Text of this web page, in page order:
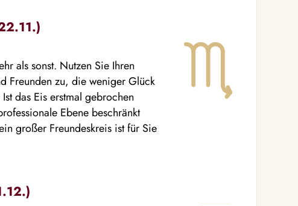
als sonst. Nutzen Sie Ihren
Freunden zu, die weniger Glück
das Eis erstmal gebrochen
Ebene beschränkt
großer Freundeskreis ist für Sie